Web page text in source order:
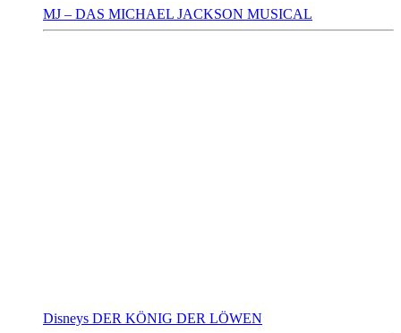
MJ – DAS MICHAEL JACKSON MUSICAL
Disneys DER KÖNIG DER LÖWEN